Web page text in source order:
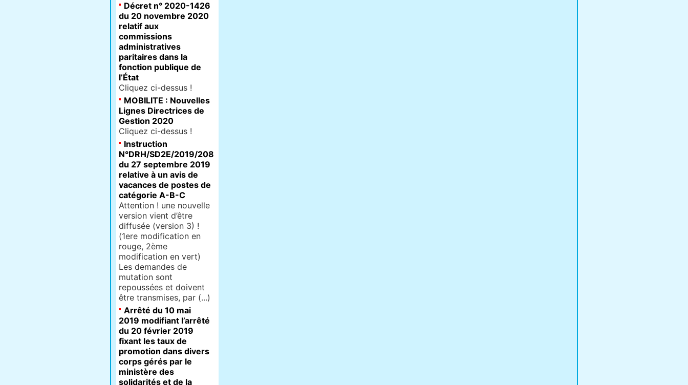
Décret n° 2020-1426
du 20 novembre 2020
relatif aux
commissions
administratives
paritaires dans la
fonction publique de
l’État
Cliquez ci-dessus !
MOBILITE : Nouvelles
Lignes Directrices de
Gestion 2020
Cliquez ci-dessus !
Instruction
N°DRH/SD2E/2019/208
du 27 septembre 2019
relative à un avis de
vacances de postes de
catégorie A-B-C
Attention ! une nouvelle
version vient d’être
diffusée (version 3) !
(1ere modification en
rouge, 2ème
modification en vert)
Les demandes de
mutation sont
repoussées et doivent
être transmises, par (...)
Arrêté du 10 mai
2019 modifiant l’arrêté
du 20 février 2019
fixant les taux de
promotion dans divers
corps gérés par le
ministère des
solidarités et de la